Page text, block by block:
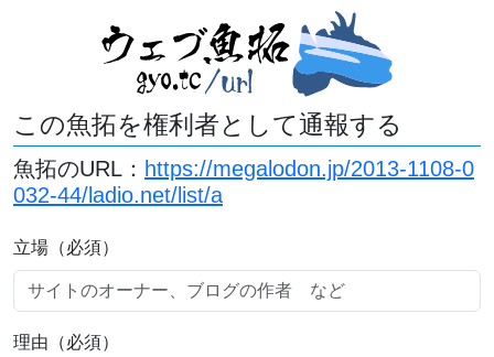
この魚拓を権利者として通報する
魚拓のURL： https://megalodon.jp/2013-1108-0
032-44/ladio.net/list/a
立場（必須）
理由（必須）